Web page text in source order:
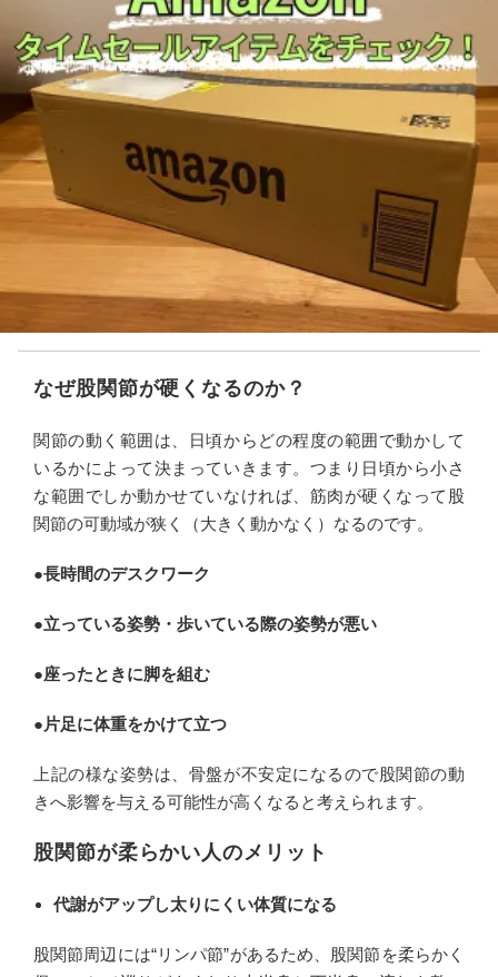
なぜ股関節が硬くなるのか？
関節の動く範囲は、日頃からどの程度の範囲で動かして
いるかによって決まっていきます。つまり日頃から小さ
な範囲でしか動かせていなければ、筋肉が硬くなって股
関節の可動域が狭く（大きく動かなく）なるのです。
●長時間のデスクワーク
●立っている姿勢・歩いている際の姿勢が悪い
●座ったときに脚を組む
●片足に体重をかけて立つ
上記の様な姿勢は、骨盤が不安定になるので股関節の動
きへ影響を与える可能性が高くなると考えられます。
股関節が柔らかい人のメリット
代謝がアップし太りにくい体質になる
股関節周辺には“リンパ節”があるため、股関節を柔らかく